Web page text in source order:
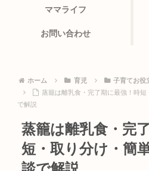
ママライフ
お問い合わせ
ホーム 育児 子育てお役
蒸籠は離乳食・完了期に最強！時
で解説
蒸籠は離乳食・完
短・取り分け・簡